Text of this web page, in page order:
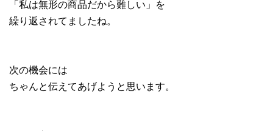
「私は無形の商品だから難しい」を
繰り返されてましたね。
次の機会には
ちゃんと伝えてあげようと思います。